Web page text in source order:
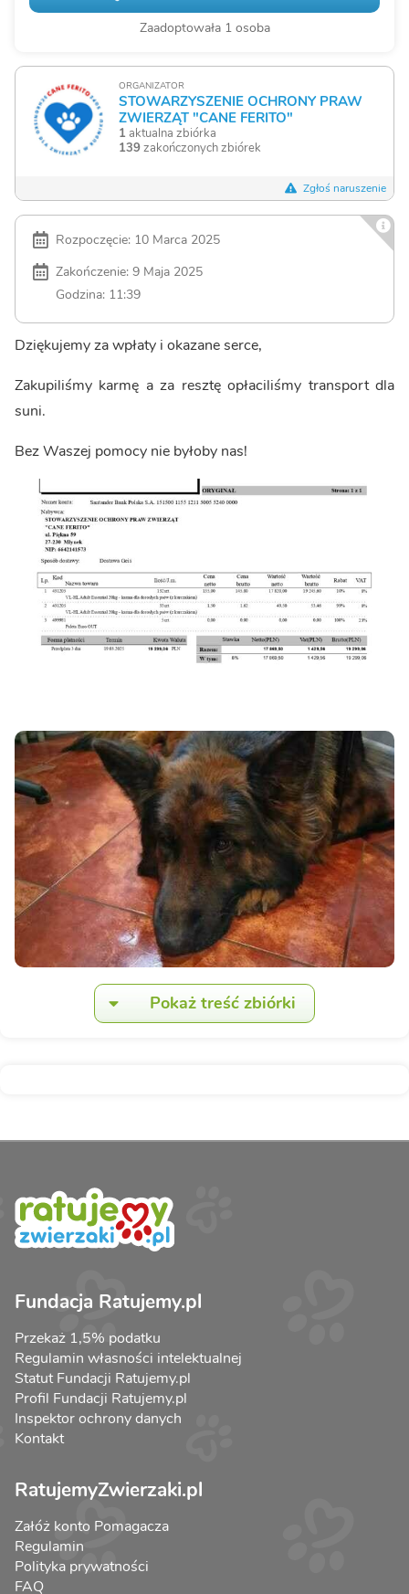
Zaadoptowała 1 osoba
ORGANIZATOR
STOWARZYSZENIE OCHRONY PRAW
ZWIERZĄT "CANE FERITO"
1aktualna zbiórka
139zakończonych zbiórek
Zgłoś naruszenie
Rozpoczęcie: 10 Marca 2025
Zakończenie: 9 Maja 2025
Godzina: 11:39
Dziękujemy za wpłaty i okazane serce,
Zakupiliśmy karmę a za resztę opłaciliśmy transport dla
suni.
Bez Waszej pomocy nie byłoby nas!
Pokaż treść zbiórki
Fundacja Ratujemy.pl
Przekaż 1,5% podatku
Regulamin własności intelektualnej
Statut Fundacji Ratujemy.pl
Profil Fundacji Ratujemy.pl
Inspektor ochrony danych
Kontakt
RatujemyZwierzaki.pl
Załóż konto Pomagacza
Regulamin
Polityka prywatności
FAQ